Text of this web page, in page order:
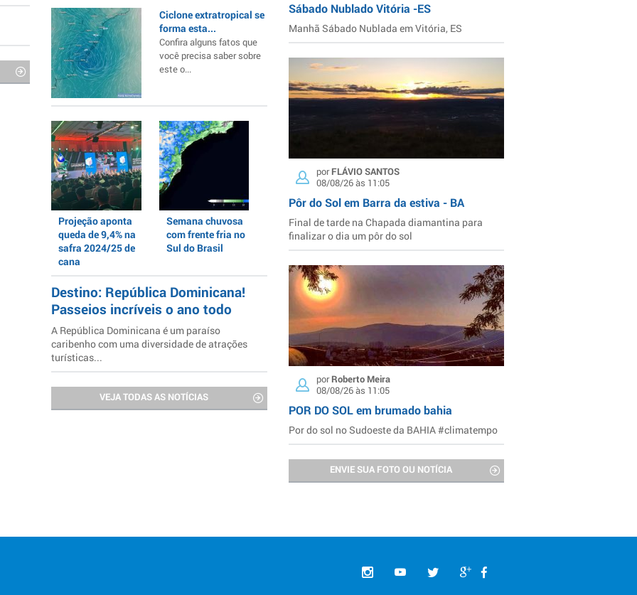
Ciclone extratropical se
forma esta...
Confira alguns fatos que
você precisa saber sobre
este o...
Projeção aponta
queda de 9,4% na
safra 2024/25 de
cana
Semana chuvosa
com frente fria no
Sul do Brasil
Destino: República Dominicana!
Passeios incríveis o ano todo
A República Dominicana é um paraíso
caribenho com uma diversidade de atrações
turísticas...
VEJA TODAS AS NOTÍCIAS
Sábado Nublado Vitória -ES
Manhã Sábado Nublada em Vitória, ES
porFLÁVIO SANTOS
08/08/26 às 11:05
Pôr do Sol em Barra da estiva - BA
Final de tarde na Chapada diamantina para
finalizar o dia um pôr do sol
porRoberto Meira
08/08/26 às 11:05
POR DO SOL em brumado bahia
Por do sol no Sudoeste da BAHIA #climatempo
ENVIE SUA FOTO OU NOTÍCIA